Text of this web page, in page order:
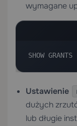
wymagane
SHOW
Ustawienie
dużych
lub długie